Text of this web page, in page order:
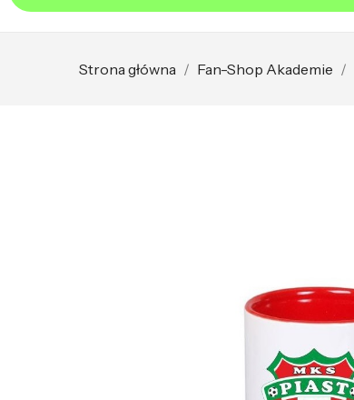
Strona główna Fan-Shop Akademie